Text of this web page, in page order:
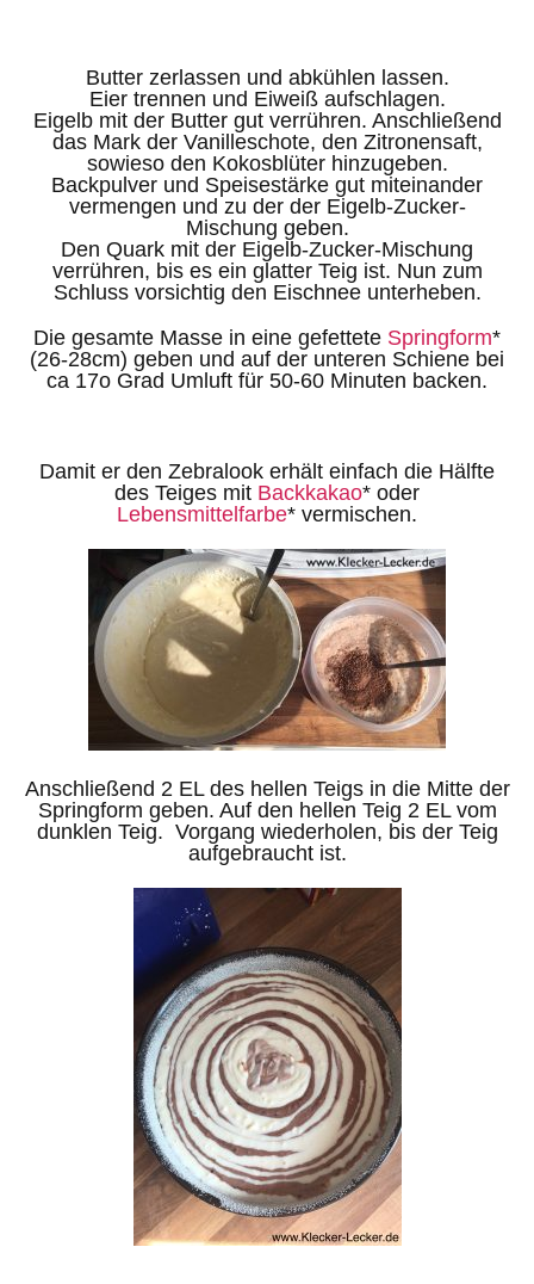
Butter zerlassen und abkühlen lassen.
Eier trennen und Eiweiß aufschlagen.
Eigelb mit der Butter gut verrühren. Anschließend
das Mark der Vanilleschote, den Zitronensaft,
sowieso den Kokosblüter hinzugeben.
Backpulver und Speisestärke gut miteinander
vermengen und zu der der Eigelb-Zucker-
Mischung geben.
Den Quark mit der Eigelb-Zucker-Mischung
verrühren, bis es ein glatter Teig ist. Nun zum
Schluss vorsichtig den Eischnee unterheben.
Die gesamte Masse in eine gefettete Springform*
(26-28cm) geben und auf der unteren Schiene bei
ca 17o Grad Umluft für 50-60 Minuten backen.
Damit er den Zebralook erhält einfach die Hälfte
des Teiges mit Backkakao* oder
Lebensmittelfarbe* vermischen.
Anschließend 2 EL des hellen Teigs in die Mitte der
Springform geben. Auf den hellen Teig 2 EL vom
dunklen Teig. Vorgang wiederholen, bis der Teig
aufgebraucht ist.